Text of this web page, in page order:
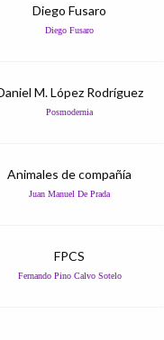
Diego Fusaro
Diego Fusaro
M. López Rodríguez
Posmodernia
Animales de compañía
Juan Manuel De Prada
FPCS
Fernando Pino Calvo Sotelo